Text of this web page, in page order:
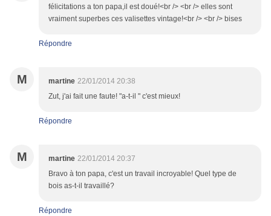
félicitations a ton papa,il est doué!<br /> <br /> elles sont
vraiment superbes ces valisettes vintage!<br /> <br /> bises
Répondre
M martine 22/01/2014 20:38
Zut, j'ai fait une faute! "a-t-il " c'est mieux!
Répondre
M martine 22/01/2014 20:37
Bravo à ton papa, c'est un travail incroyable! Quel type de
bois as-t-il travaillé?
Répondre